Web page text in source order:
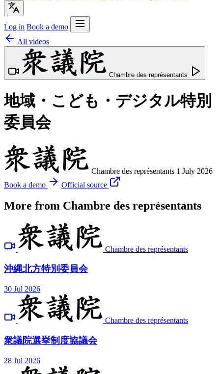
Log in Book a demo
All videos
Chambre des représentants
地域・こども・デジタル特別
委員会
Chambre des représentants 1 July 2026
Book a demo
Official source
More from Chambre des représentants
Chambre des représentants
沖縄北方特別委員会
30 Jul 2026
Chambre des représentants
衆議院選挙制度協議会
28 Jul 2026